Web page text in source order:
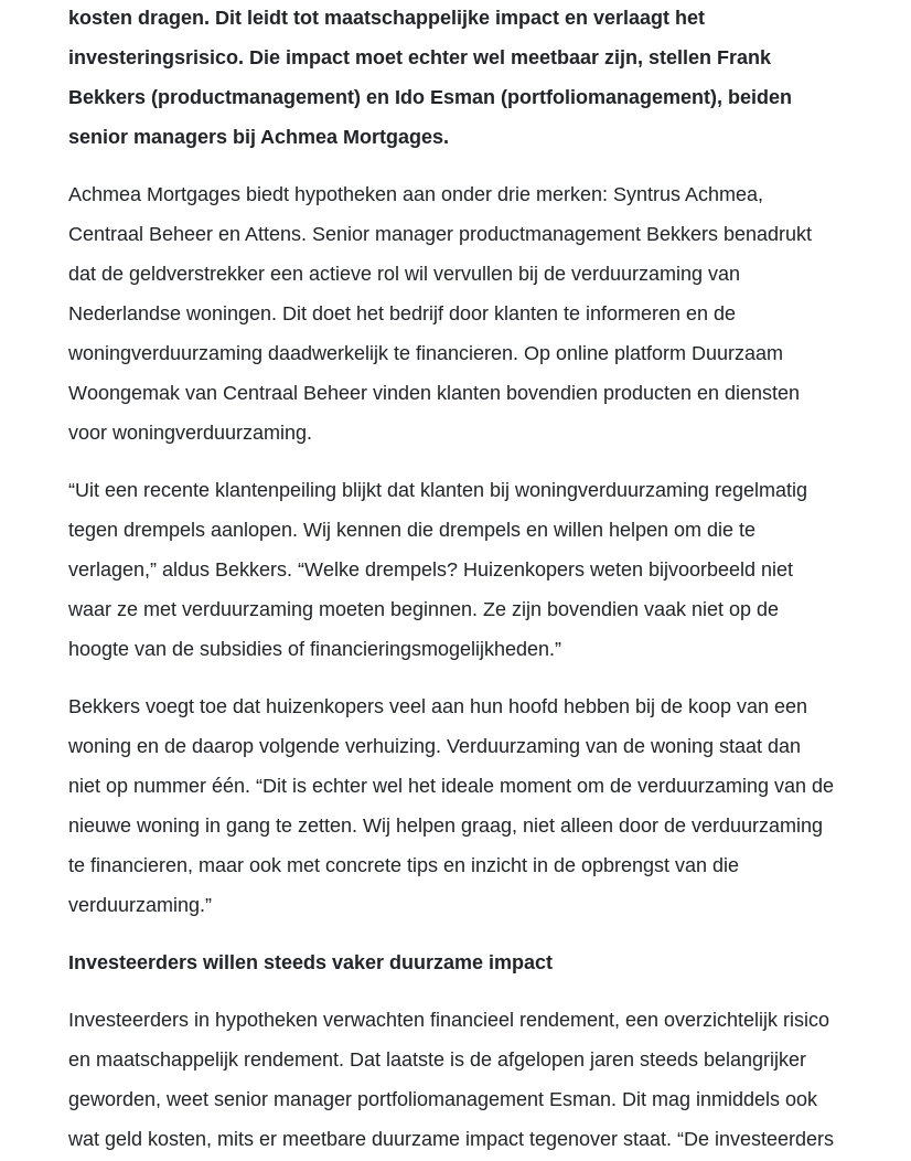
kosten dragen. Dit leidt tot maatschappelijke impact en verlaagt het
investeringsrisico. Die impact moet echter wel meetbaar zijn, stellen Frank
Bekkers (productmanagement) en Ido Esman (portfoliomanagement), beiden
senior managers bij Achmea Mortgages.
Achmea Mortgages biedt hypotheken aan onder drie merken: Syntrus Achmea,
Centraal Beheer en Attens. Senior manager productmanagement Bekkers benadrukt
dat de geldverstrekker een actieve rol wil vervullen bij de verduurzaming van
Nederlandse woningen. Dit doet het bedrijf door klanten te informeren en de
woningverduurzaming daadwerkelijk te financieren. Op online platform Duurzaam
Woongemak van Centraal Beheer vinden klanten bovendien producten en diensten
voor woningverduurzaming.
“Uit een recente klantenpeiling blijkt dat klanten bij woningverduurzaming regelmatig
tegen drempels aanlopen. Wij kennen die drempels en willen helpen om die te
verlagen,” aldus Bekkers. “Welke drempels? Huizenkopers weten bijvoorbeeld niet
waar ze met verduurzaming moeten beginnen. Ze zijn bovendien vaak niet op de
hoogte van de subsidies of financieringsmogelijkheden.”
Bekkers voegt toe dat huizenkopers veel aan hun hoofd hebben bij de koop van een
woning en de daarop volgende verhuizing. Verduurzaming van de woning staat dan
niet op nummer één. “Dit is echter wel het ideale moment om de verduurzaming van de
nieuwe woning in gang te zetten. Wij helpen graag, niet alleen door de verduurzaming
te financieren, maar ook met concrete tips en inzicht in de opbrengst van die
verduurzaming.”
Investeerders willen steeds vaker duurzame impact
Investeerders in hypotheken verwachten financieel rendement, een overzichtelijk risico
en maatschappelijk rendement. Dat laatste is de afgelopen jaren steeds belangrijker
geworden, weet senior manager portfoliomanagement Esman. Dit mag inmiddels ook
wat geld kosten, mits er meetbare duurzame impact tegenover staat. “De investeerders